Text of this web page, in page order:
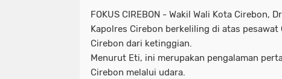
FOKUS CIREBON - Wakil Wali Kota Cirebon,
Kapolres Cirebon berkeliling di atas pesawat
Cirebon dari ketinggian.
Menurut Eti, ini merupakan pengalaman
Cirebon melalui udara.